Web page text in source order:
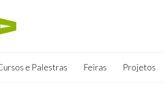
e Palestras Feiras Projetos